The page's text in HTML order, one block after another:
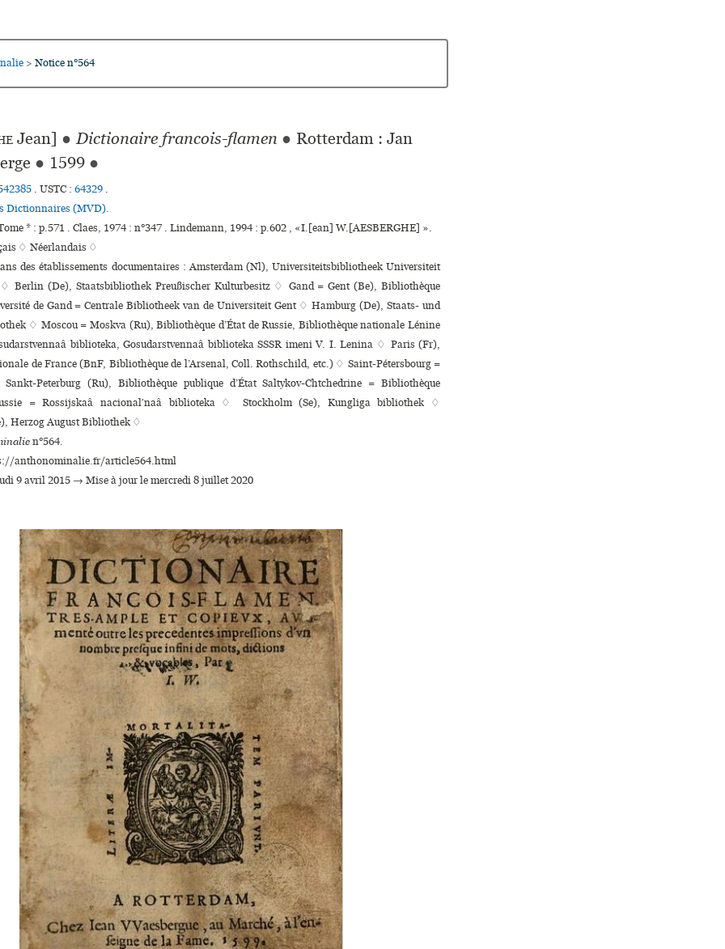
> Notice n°564
Jean] ● Dictionaire francois-flamen ● Rotterdam : Jan
● 1599 ●
. USTC : 64329 .
Dictionnaires (MVD).
* : p.571 . Claes, 1974 : n°347 . Lindemann, 1994 : p.602 , «I.[ean] W.[AESBERGHE] ».
♢ Néerlandais ♢
des établissements documentaires : Amsterdam (Nl), Universiteitsbibliotheek Universiteit
Berlin (De), Staatsbibliothek Preußischer Kulturbesitz ♢ Gand = Gent (Be), Bibliothèque
de Gand = Centrale Bibliotheek van de Universiteit Gent ♢ Hamburg (De), Staats- und
♢ Moscou = Moskva (Ru), Bibliothèque d’État de Russie, Bibliothèque nationale Lénine
biblioteka, Gosudarstvennaâ biblioteka SSSR imeni V. I. Lenina ♢ Paris (Fr),
de France (BnF, Bibliothèque de l’Arsenal, Coll. Rothschild, etc.) ♢ Saint-Pétersbourg =
Peterburg (Ru), Bibliothèque publique d’État Saltykov-Chtchedrine = Bibliothèque
= Rossijskaâ nacionalʹnaâ biblioteka ♢ Stockholm (Se), Kungliga bibliothek ♢
Herzog August Bibliothek ♢
n°564.
anthonominalie.fr/article564.html
9 avril 2015 → Mise à jour le mercredi 8 juillet 2020